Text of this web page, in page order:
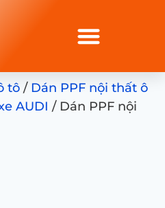
tô / Dán PPF nội thất ô
AUDI / Dán PPF nội